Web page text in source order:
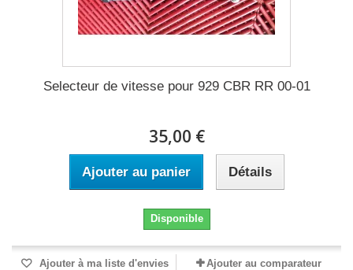
Selecteur de vitesse pour 929 CBR RR 00-01
35,00 €
Ajouter au panier Détails
Disponible
Ajouter à ma liste d'envies Ajouter au comparateur